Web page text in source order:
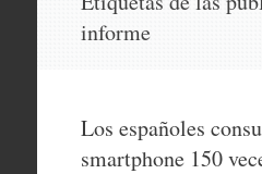
contenidoinforme
Los españoles
smartphone 150